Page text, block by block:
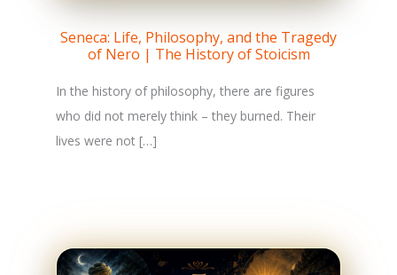
Seneca: Life, Philosophy, and the Tragedy
of Nero | The History of Stoicism
In the history of philosophy, there are figures
who did not merely think – they burned. Their
lives were not […]